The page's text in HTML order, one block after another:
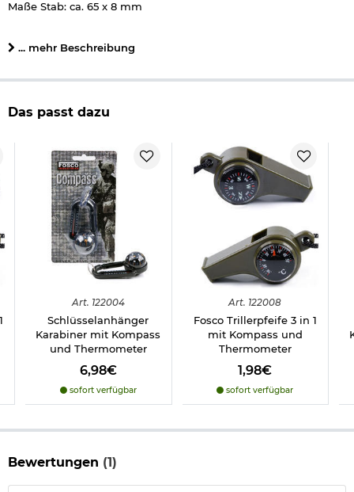
Maße Stab: ca. 65 x 8 mm
Herstellerinformationen
... mehr Beschreibung
Das passt dazu
Art. 122004
Schlüsselanhänger
Karabiner mit Kompass
und Thermometer
6,98€
sofort verfügbar
Art. 122008
Fosco Trillerpfeife 3 in 1
mit Kompass und
Thermometer
1,98€
sofort verfügbar
Bewertungen (1)